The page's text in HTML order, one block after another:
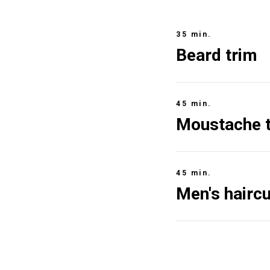
35 min.
Beard trim
45 min.
Moustache
45 min.
Men's